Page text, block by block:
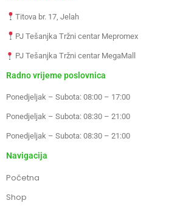
Titova br. 17, Jelah
PJ Tešanjka Tržni centar Mepromex
PJ Tešanjka Tržni centar MegaMall
Radno vrijeme poslovnica
Ponedjeljak – Subota: 08:00 – 17:00
Ponedjeljak – Subota: 08:30 – 21:00
Ponedjeljak – Subota: 08:30 – 21:00
Navigacija
Početna
Shop